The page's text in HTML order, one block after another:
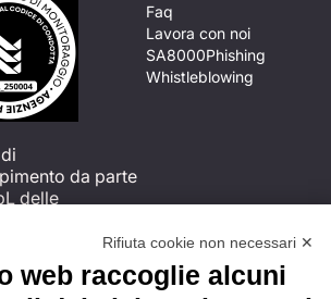
da parte
delle
di Condotta, è
presentare un
Faq
Lavora con noi
SA8000Phishing
Whistleblowing
Rifiuta cookie non necessari ✕
web raccoglie alcuni